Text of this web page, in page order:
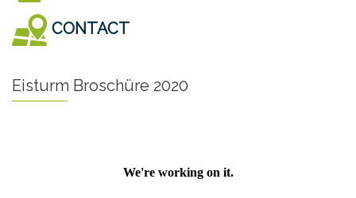
CONTACT
Eisturm Broschüre 2020